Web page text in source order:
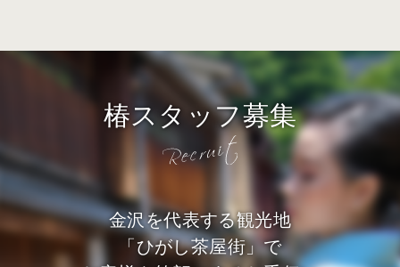
椿スタッフ募集
金沢を代表する観光地
「ひがし茶屋街」で